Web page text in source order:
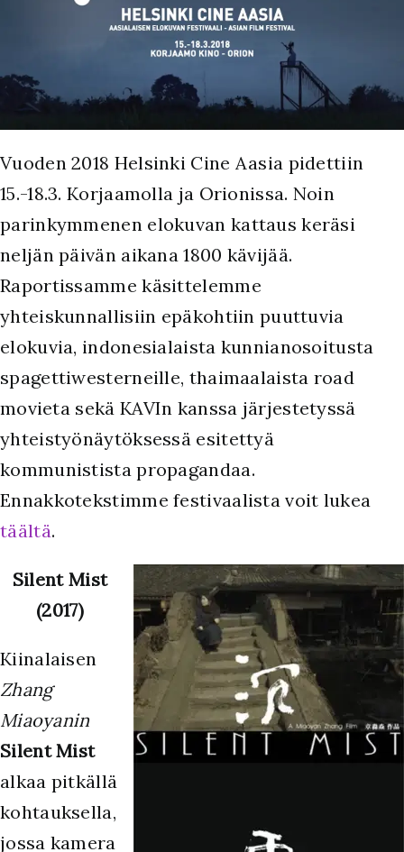
Vuoden 2018 Helsinki Cine Aasia pidettiin
15.-18.3. Korjaamolla ja Orionissa. Noin
parinkymmenen elokuvan kattaus keräsi
neljän päivän aikana 1800 kävijää.
Raportissamme käsittelemme
yhteiskunnallisiin epäkohtiin puuttuvia
elokuvia, indonesialaista kunnianosoitusta
spagettiwesterneille, thaimaalaista road
movieta sekä KAVIn kanssa järjestetyssä
yhteistyönäytöksessä esitettyä
kommunistista propagandaa.
Ennakkotekstimme festivaalista voit lukea
täältä.
Silent Mist
(2017)
Kiinalaisen
Zhang
Miaoyanin
Silent Mist
alkaa pitkällä
kohtauksella,
jossa kamera